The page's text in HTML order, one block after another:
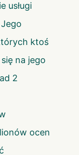
usługi
ktoś
na jego
2
ocen